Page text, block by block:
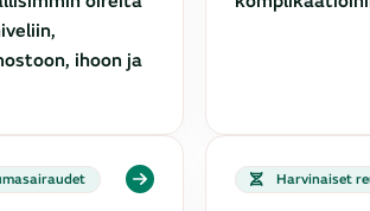
ihoon ja
Harvinaiset